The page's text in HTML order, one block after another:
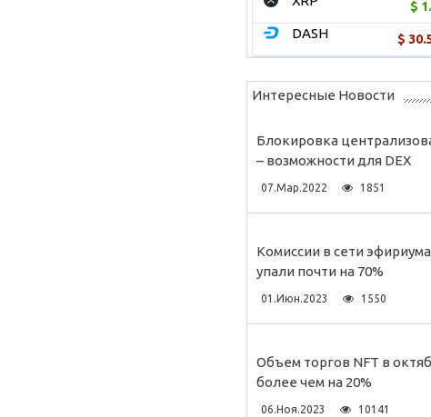
$
$
DASH
Интересные Новости
Блокировка
– возможности для DEX
07.Мар.2022 1851
Комиссии в сети
упали почти на 70%
01.Июн.2023 1550
Объем торгов NFT в
более чем на 20%
06.Ноя.2023 10141